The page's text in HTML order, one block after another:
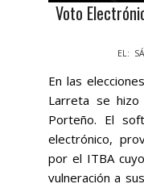
Voto
EL:
En las
Larreta se hizo
Porteño. El
electrónico,
por el ITBA
vulneración a